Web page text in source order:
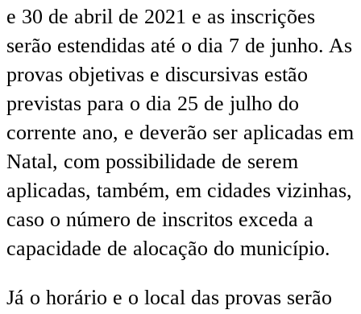
e 30 de abril de 2021 e as inscrições
serão estendidas até o dia 7 de junho. As
provas objetivas e discursivas estão
previstas para o dia 25 de julho do
corrente ano, e deverão ser aplicadas em
Natal, com possibilidade de serem
aplicadas, também, em cidades vizinhas,
caso o número de inscritos exceda a
capacidade de alocação do município.
Já o horário e o local das provas serão